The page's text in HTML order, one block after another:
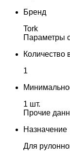
Бренд
Tork
Параметры
Количество
1
1 шт.
Прочие
Назначение
Для